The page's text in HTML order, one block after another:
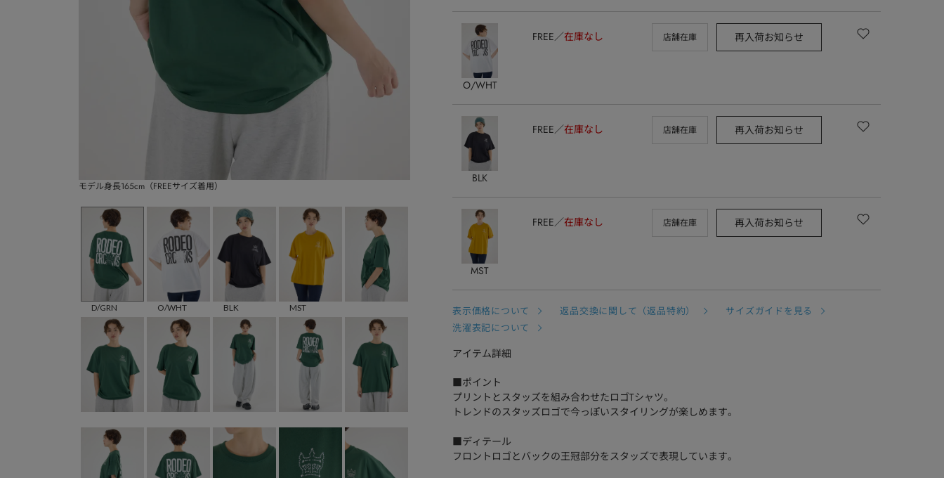
モデル身長165cm（FREEサイズ着用）
D/GRN O/WHT BLK MST
O/WHT
FREE 在庫なし 店舗在庫 再入荷お知らせ
BLK
FREE 在庫なし 店舗在庫 再入荷お知らせ
MST
FREE 在庫なし 店舗在庫 再入荷お知らせ
表示価格について 返品交換に関して（返品特約）
サイズガイドを見る
洗濯表記について
アイテム詳細
■ポイント
プリントとスタッズを組み合わせたロゴTシャツ。
トレンドのスタッズロゴで今っぽいスタイリングが楽しめます。
■ディテール
フロントロゴとバックの王冠部分をスタッズで表現しています。